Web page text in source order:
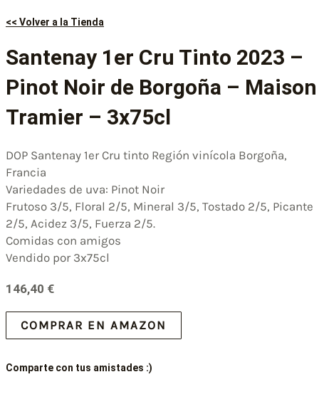
<< Volver a la Tienda
Santenay 1er Cru Tinto 2023 –
Pinot Noir de Borgoña – Maison
Tramier – 3x75cl
DOP Santenay 1er Cru tinto Región vinícola Borgoña,
Francia
Variedades de uva: Pinot Noir
Frutoso 3/5, Floral 2/5, Mineral 3/5, Tostado 2/5, Picante
2/5, Acidez 3/5, Fuerza 2/5.
Comidas con amigos
Vendido por 3x75cl
146,40 €
COMPRAR EN AMAZON
Comparte con tus amistades :)